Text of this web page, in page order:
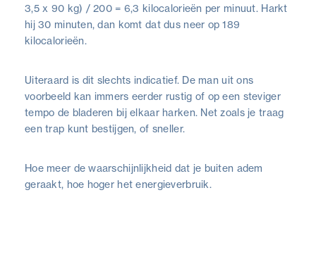
3,5 x 90 kg) / 200 = 6,3 kilocalorieën per minuut. Harkt
hij 30 minuten, dan komt dat dus neer op 189
kilocalorieën.
Uiteraard is dit slechts indicatief. De man uit ons
voorbeeld kan immers eerder rustig of op een steviger
tempo de bladeren bij elkaar harken. Net zoals je traag
een trap kunt bestijgen, of sneller.
Hoe meer de waarschijnlijkheid dat je buiten adem
geraakt, hoe hoger het energieverbruik.